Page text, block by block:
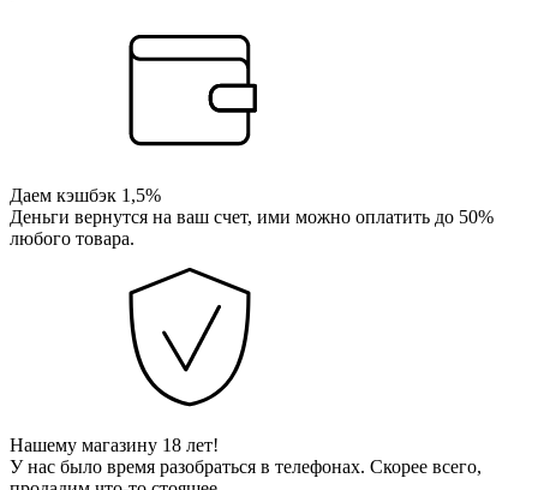
Даем кэшбэк 1,5%
Деньги вернутся на ваш счет, ими можно оплатить до 50%
любого товара.
Нашему магазину 18 лет!
У нас было время разобраться в телефонах. Скорее всего,